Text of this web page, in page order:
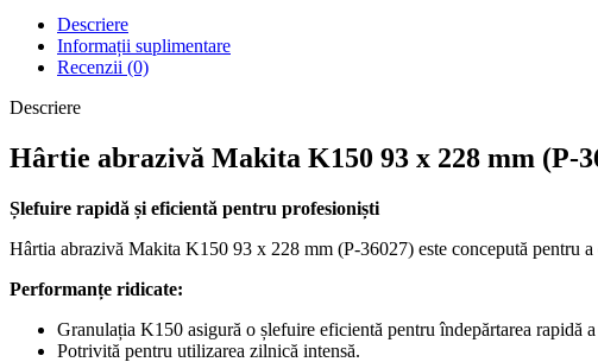
Descriere
Informații suplimentare
Recenzii (0)
Descriere
Hârtie abrazivă Makita K150 93 x 228 mm (P-
Șlefuire rapidă și eficientă pentru profesioniști
Hârtia abrazivă Makita K150 93 x 228 mm (P-36027) este concepută pentru
Performanțe ridicate:
Granulația K150 asigură o șlefuire eficientă pentru îndepărtarea rapidă
Potrivită pentru utilizarea zilnică intensă.